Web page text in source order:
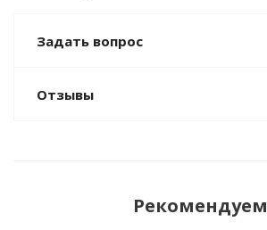
Задать вопрос
Отзывы
Рекомендуем